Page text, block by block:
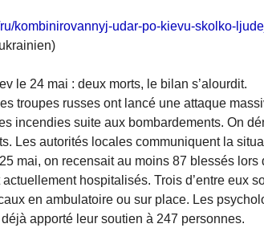
kombinirovannyj-udar-po-kievu-skolko-
le 24 mai : deux morts, le bilan s’alourdit.
troupes russes ont lancé une attaque
incendies suite aux bombardements. On
Les autorités locales communiquent la
mai, on recensait au moins 87 blessés lors
hospitalisés. Trois d’entre eux
en ambulatoire ou sur place. Les
apporté leur soutien à 247 personnes.